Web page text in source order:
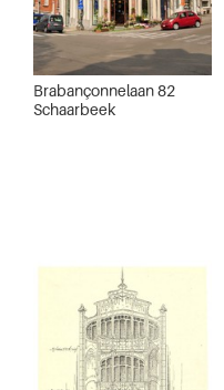
Brabançonnelaan 82
Schaarbeek